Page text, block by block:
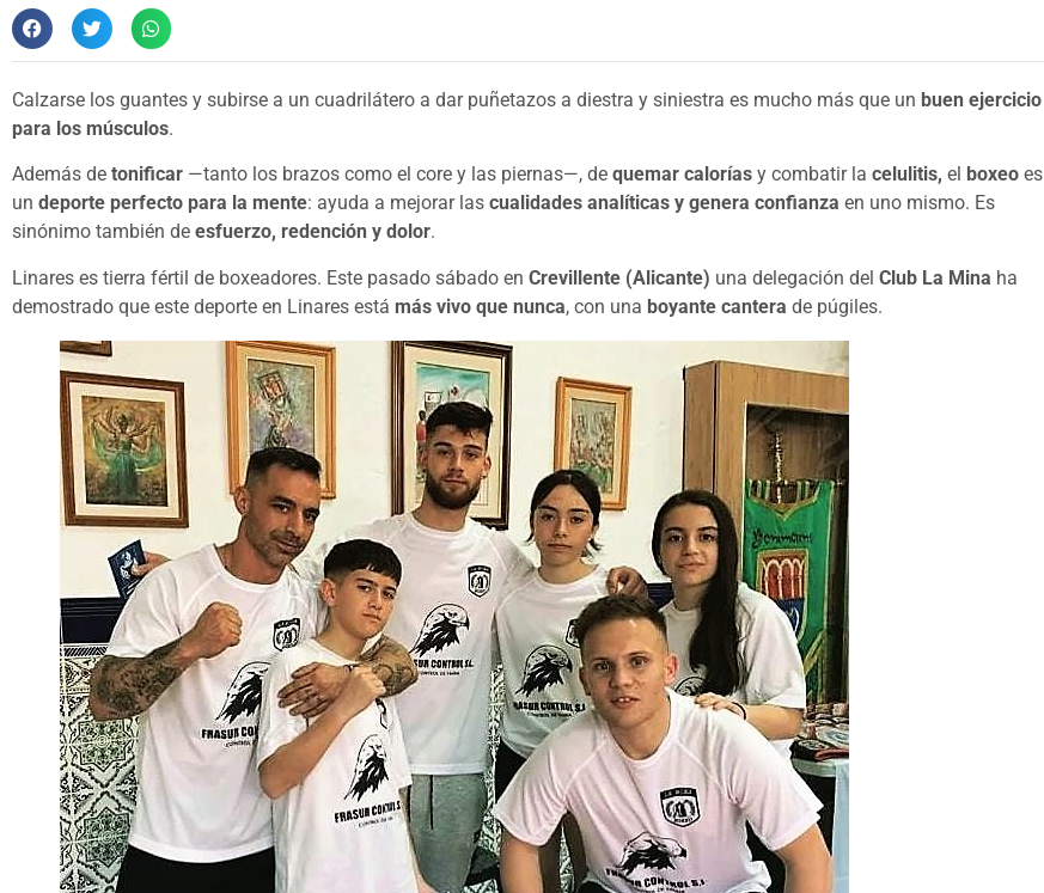
Calzarse los guantes y subirse a un cuadrilátero a dar puñetazos a diestra y siniestra es mucho más que un buen ejercicio
para los músculos.
Además de tonificar —tanto los brazos como el core y las piernas—, de quemar calorías y combatir la celulitis, el boxeo es
un deporte perfecto para la mente: ayuda a mejorar las cualidades analíticas y genera confianza en uno mismo. Es
sinónimo también de esfuerzo, redención y dolor.
Linares es tierra fértil de boxeadores. Este pasado sábado en Crevillente (Alicante) una delegación del Club La Mina ha
demostrado que este deporte en Linares está más vivo que nunca, con una boyante cantera de púgiles.